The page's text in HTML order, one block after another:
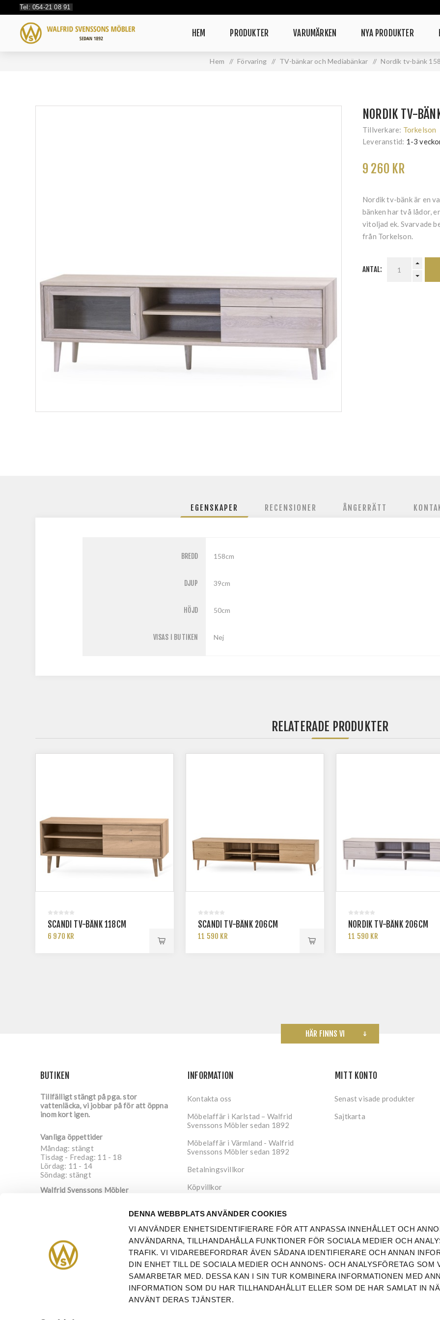
DENNA WEBBPLATS ANVÄNDER COOKIES
VI ANVÄNDER ENHETSIDENTIFIERARE FÖR ATT ANPASSA INNEHÅLLET OCH
ANVÄNDARNA, TILLHANDAHÅLLA FUNKTIONER FÖR SOCIALA MEDIER OCH
TRAFIK. VI VIDAREBEFORDRAR ÄVEN SÅDANA IDENTIFIERARE OCH ANNAN
DIN ENHET TILL DE SOCIALA MEDIER OCH ANNONS- OCH ANALYSFÖRETAG SOM
SAMARBETAR MED. DESSA KAN I SIN TUR KOMBINERA INFORMATIONEN MED
INFORMATION SOM DU HAR TILLHANDAHÅLLIT ELLER SOM DE HAR SAMLAT IN
ANVÄNT DERAS TJÄNSTER.
Tel: 054-21 08 91
HEM PRODUKTER VARUMÄRKEN NYA PRODUKTER
Hem / Förvaring / TV-bänkar och Mediabänkar / Nordik tv-bänk
NORDIK TV-
Tillverkare: Torkelson
Leveranstid: 1-3
9 260 KR
Nordik tv-bänk är en
bänken har två lådor,
vitoljad ek. Svarvade
från Torkelson.
ANTAL:
EGENSKAPER RECENSIONER ÅNGERRÄTT
BREDD 158cm
DJUP 39cm
HÖJD 50cm
VISAS I BUTIKEN Nej
RELATERADE PRODUKTER
SCANDI TV-BÄNK 118CM
6 970 KR
SCANDI TV-BÄNK 206CM
11 590 KR
NORDIK TV-BÄNK 206CM
11 590 KR
HÄR FINNS VI
BUTIKEN
Tillfälligt stängt på pga. stor
vattenläcka, vi jobbar på för att öppna
inom kort igen.
Vanliga öppettider
Måndag: stängt
Tisdag - Fredag: 11 - 18
Lördag: 11 - 14
Söndag: stängt
Walfrid Svenssons Möbler
054-21 08 91
INFORMATION
Kontakta oss
Möbelaffär i Karlstad – Walfrid
Svenssons Möbler sedan 1892
Möbelaffär i Värmland - Walfrid
Svenssons Möbler sedan 1892
Betalningsvillkor
Köpvillkor
MITT KONTO
Senast visade produkter
Sajtkarta